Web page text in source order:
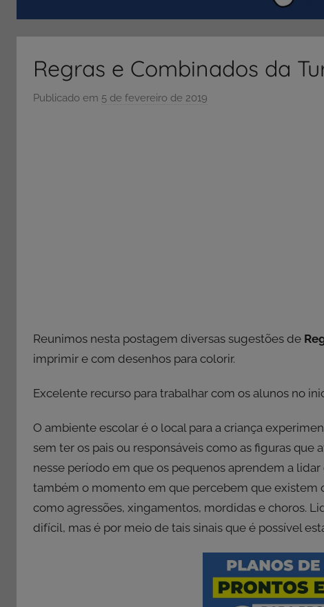
ENEM
e
cursosRegras e Combinados da
Publicado em 5 de fevereiro de 2019
Reunimos nesta postagem diversas sugestões de
imprimir e com desenhos para colorir.
Excelente recurso para trabalhar com os alunos no
O ambiente escolar é o local para a criança
sem ter os pais ou responsáveis como as figuras
nesse período em que os pequenos aprendem a
também o momento em que percebem que existem
como agressões, xingamentos, mordidas e choros.
difícil, mas é por meio de tais sinais que é possível